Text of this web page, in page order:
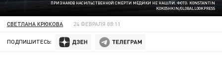
ПРИЗНАКОВ НАСИЛЬСТВЕННОЙ СМЕРТИ МЕДИКИ НЕ НАШЛИ. ФОТО: KONSTANTIN
KOKOSHKIN/GLOBALLOOKPRESS
СВЕТЛАНА КРЮКОВА 24 ФЕВРАЛЯ 08:11
ПОДПИШИТЕСЬ: